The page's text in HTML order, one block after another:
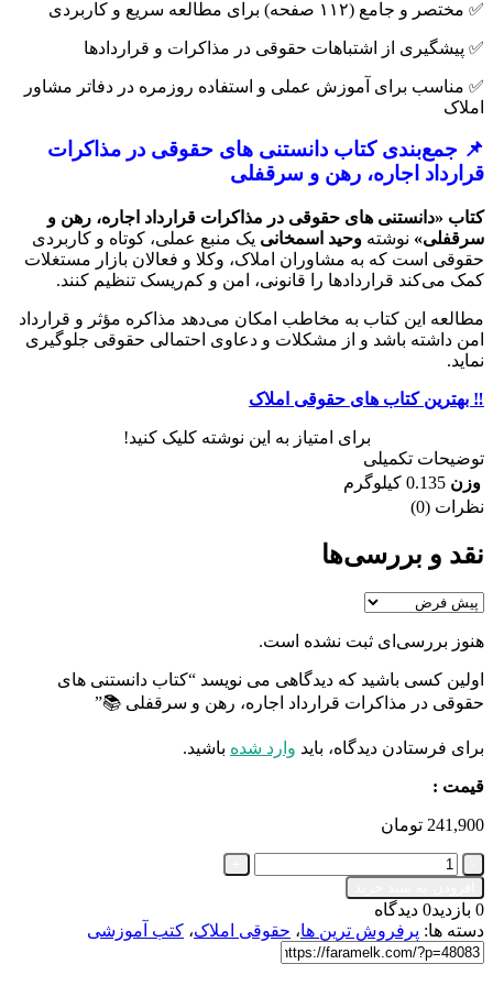
✅ مختصر و جامع (۱۱۲ صفحه) برای مطالعه سریع و کاربردی
✅ پیشگیری از اشتباهات حقوقی در مذاکرات و قراردادها
✅ مناسب برای آموزش عملی و استفاده روزمره در دفاتر مشاور
املاک
📌 جمع‌بندی کتاب دانستنی های حقوقی در مذاکرات
قرارداد اجاره، رهن و سرقفلی
کتاب «دانستنی های حقوقی در مذاکرات قرارداد اجاره، رهن و
سرقفلی» نوشته وحید اسمخانی یک منبع عملی، کوتاه و کاربردی
حقوقی است که به مشاوران املاک، وکلا و فعالان بازار مستغلات
کمک می‌کند قراردادها را قانونی، امن و کم‌ریسک تنظیم کنند.
مطالعه این کتاب به مخاطب امکان می‌دهد مذاکره مؤثر و قرارداد
امن داشته باشد و از مشکلات و دعاوی احتمالی حقوقی جلوگیری
نماید.
‼️ بهترین کتاب های حقوقی املاک
برای امتیاز به این نوشته کلیک کنید!
توضیحات تکمیلی
وزن 0.135 کیلوگرم
نظرات (0)
نقد و بررسی‌ها
هنوز بررسی‌ای ثبت نشده است.
اولین کسی باشید که دیدگاهی می نویسد “کتاب دانستنی های
حقوقی در مذاکرات قرارداد اجاره، رهن و سرقفلی 📚”
برای فرستادن دیدگاه، باید وارد شده باشید.
قیمت :
241,900 تومان
کتاب
دانستنی
های
حقوقی
در
مذاکرات
0 بازدید
0 دیدگاه
دسته ها: پرفروش ترین ها، حقوقی املاک، کتب آموزشی